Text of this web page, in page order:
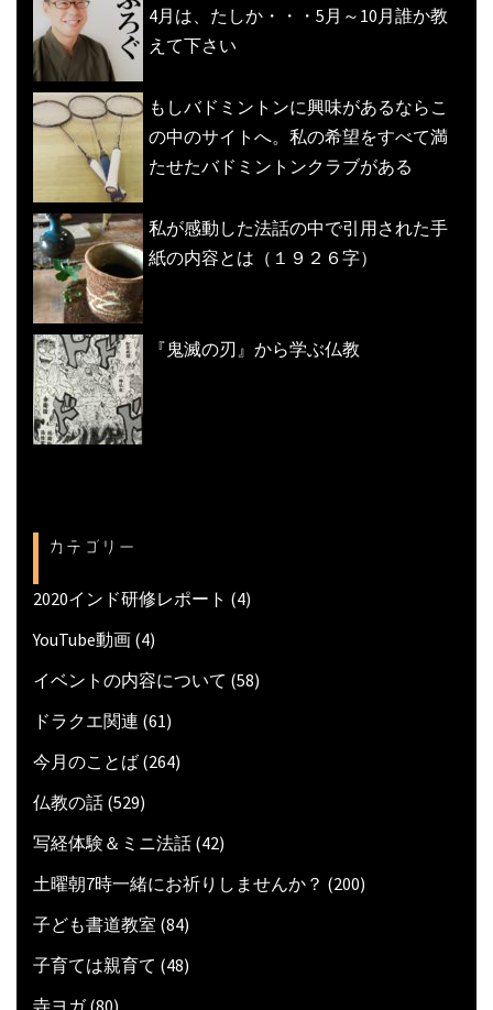
4月は、たしか・・・5月～10月誰か教
えて下さい
もしバドミントンに興味があるならこ
の中のサイトへ。私の希望をすべて満
たせたバドミントンクラブがある
私が感動した法話の中で引用された手
紙の内容とは（１９２６字）
『鬼滅の刃』から学ぶ仏教
カテゴリー
2020インド研修レポート (4)
YouTube動画 (4)
イベントの内容について (58)
ドラクエ関連 (61)
今月のことば (264)
仏教の話 (529)
写経体験＆ミニ法話 (42)
土曜朝7時一緒にお祈りしませんか？ (200)
子ども書道教室 (84)
子育ては親育て (48)
寺ヨガ(80)